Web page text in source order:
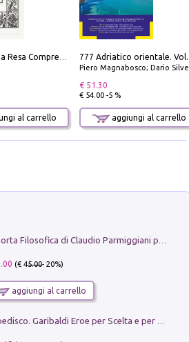
al carrello
Piero Magnabosco; Dario Silvestro; Marco Sbrizzi
€ 51.30
€ 54.00 -5 %
aggiungi al carrello
(€45.00- 20%)
aggiungi al carrello